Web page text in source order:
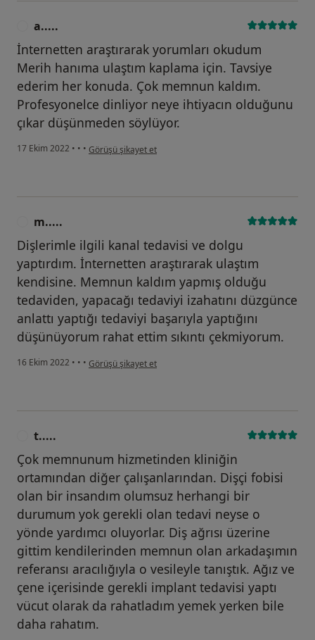
a.....
İnternetten araştırarak yorumları okudum
Merih hanıma ulaştım kaplama için. Tavsiye
ederim her konuda. Çok memnun kaldım.
Profesyonelce dinliyor neye ihtiyacın olduğunu
çıkar düşünmeden söylüyor.
17 Ekim 2022 • • • kullanıcının görüşüne göre a.....
Görüşü şikayet et
m.....
Dişlerimle ilgili kanal tedavisi ve dolgu
yaptırdım. İnternetten araştırarak ulaştım
kendisine. Memnun kaldım yapmış olduğu
tedaviden, yapacağı tedaviyi izahatını düzgünce
anlattı yaptığı tedaviyi başarıyla yaptığını
düşünüyorum rahat ettim sıkıntı çekmiyorum.
16 Ekim 2022 • • • kullanıcının görüşüne göre m.....
Görüşü şikayet et
t.....
Çok memnunum hizmetinden kliniğin
ortamından diğer çalışanlarından. Dişçi fobisi
olan bir insandım olumsuz herhangi bir
durumum yok gerekli olan tedavi neyse o
yönde yardımcı oluyorlar. Diş ağrısı üzerine
gittim kendilerinden memnun olan arkadaşımın
referansı aracılığıyla o vesileyle tanıştık. Ağız ve
çene içerisinde gerekli implant tedavisi yaptı
vücut olarak da rahatladım yemek yerken bile
daha rahatım.